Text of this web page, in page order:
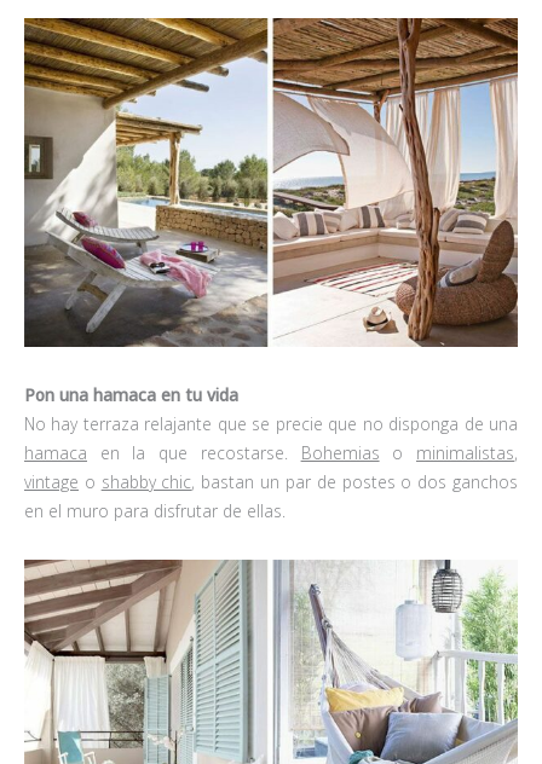
Pon una hamaca en tu vida
No hay terraza relajante que se precie que no disponga de una
hamaca en la que recostarse. Bohemias o minimalistas,
vintage o shabby chic, bastan un par de postes o dos ganchos
en el muro para disfrutar de ellas.